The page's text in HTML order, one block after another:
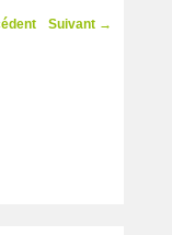
Suivant →